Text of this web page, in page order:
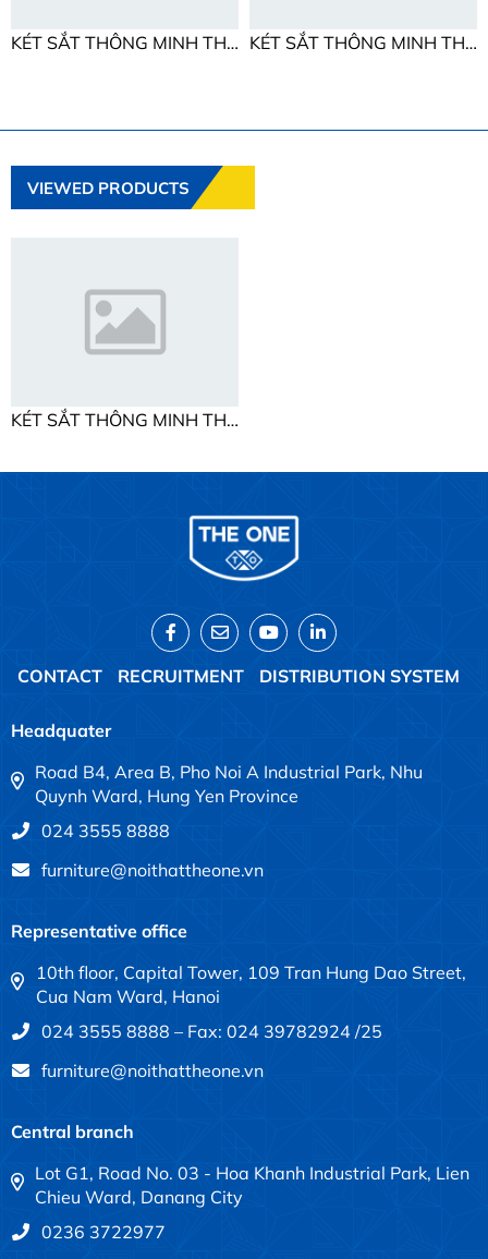
KÉT SẮT THÔNG MINH THE ONE SS110K1C1 KÉT SẮT THÔNG MINH THE ONE SS135K1DT
VIEWED PRODUCTS
KÉT SẮT THÔNG MINH THE ONE SS190K2C1
CONTACT RECRUITMENT DISTRIBUTION SYSTEM
Headquater
Road B4, Area B, Pho Noi A Industrial Park, Nhu
Quynh Ward, Hung Yen Province
024 3555 8888
furniture@noithattheone.vn
Representative office
10th floor, Capital Tower, 109 Tran Hung Dao Street,
Cua Nam Ward, Hanoi
024 3555 8888 – Fax: 024 39782924 /25
furniture@noithattheone.vn
Central branch
Lot G1, Road No. 03 - Hoa Khanh Industrial Park, Lien
Chieu Ward, Danang City
0236 3722977